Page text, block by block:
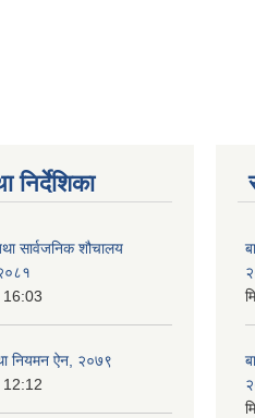
सार्वजनिक शौचालय
नियमन ऐन, २०७९